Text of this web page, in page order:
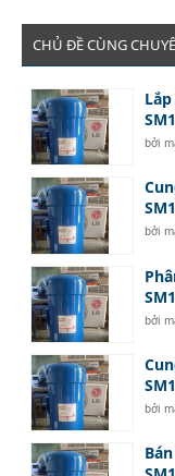
CHỦ ĐỀ CÙNG
bởi
bởi
bởi
bởi